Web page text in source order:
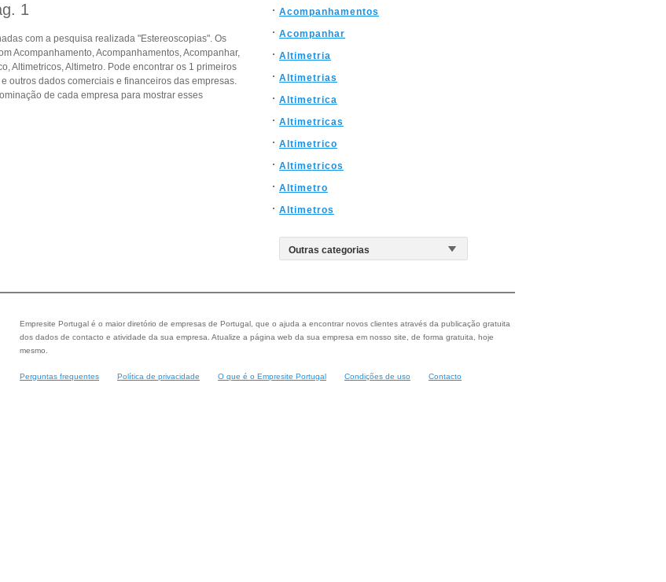
1
com a pesquisa realizada "Estereoscopias". Os
Acompanhamento, Acompanhamentos, Acompanhar,
Altimetricos, Altimetro. Pode encontrar os 1 primeiros
outros dados comerciais e financeiros das empresas.
de cada empresa para mostrar esses
Acompanhamentos
Acompanhar
Altimetria
Altimetrias
Altimetrica
Altimetricas
Altimetrico
Altimetricos
Altimetro
Altimetros
Empresite Portugal é o maior diretório de empresas de Portugal, que o ajuda a encontrar novos clientes através da publicação gratuita
dos dados de contacto e atividade da sua empresa. Atualize a página web da sua empresa em nosso site, de forma gratuita, hoje
mesmo.
Perguntas frequentes Política de privacidade O que é o Empresite Portugal Condições de uso Contacto